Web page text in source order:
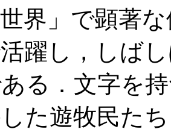
界」で顕著
躍し，しば
る．文字を
た遊牧民た